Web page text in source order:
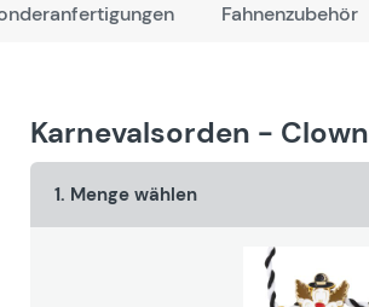
Fahnenzubehör
Karnevalsorden - Clown
1. Menge wählen